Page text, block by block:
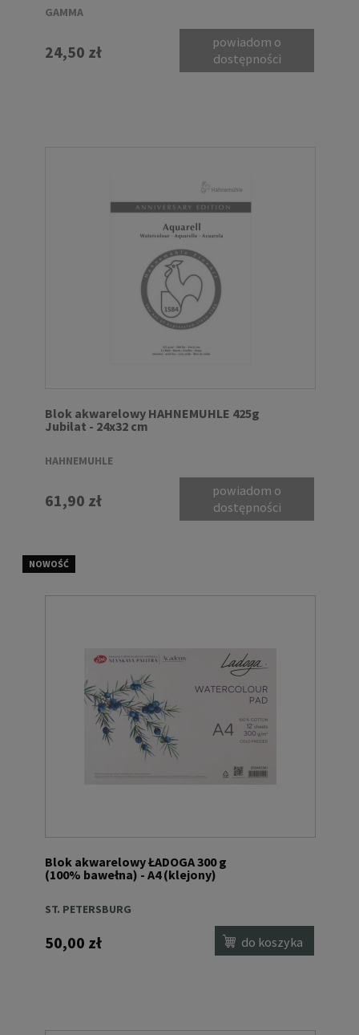
GAMMA
24,50 zł
powiadom o
dostępności
Blok akwarelowy HAHNEMUHLE 425g
Jubilat - 24x32 cm
HAHNEMUHLE
61,90 zł
powiadom o
dostępności
Blok akwarelowy ŁADOGA 300 g
(100% bawełna) - A4 (klejony)
ST. PETERSBURG
50,00 zł do koszyka
NOWOŚĆ